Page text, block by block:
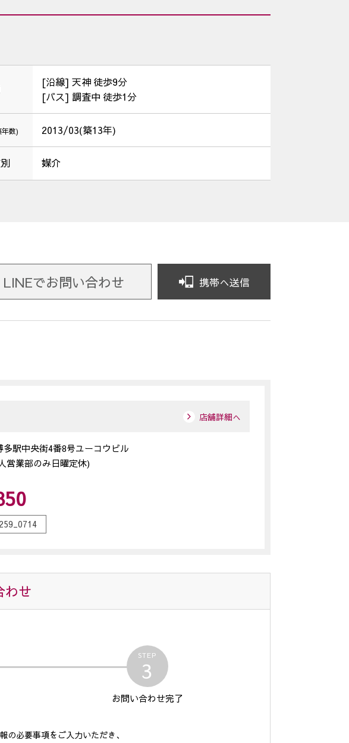
[沿線] 天神 徒歩9分
[バス] 調査中 徒歩1分
数) 2013/03(築13年)
媒介
LINEでお問い合わせ 携帯へ送信
店舗詳細へ
駅中央街4番8号ユーコウビル
営業部のみ日曜定休)
わせ
STEP
3
お問い合わせ完了
必要事項をご入力いただき、